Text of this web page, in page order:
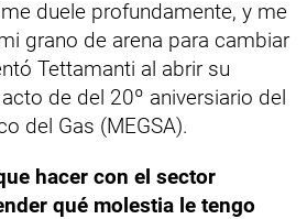
duele profundamente, y me
grano de arena para cambiar
Tettamanti al abrir su
de del 20º aniversiario del
del Gas (MEGSA).
hacer con el sector
qué molestia le tengo